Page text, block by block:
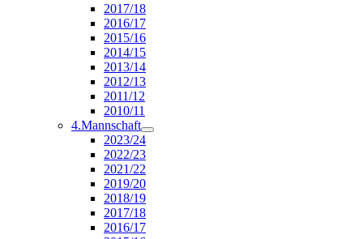
2017/18
2016/17
2015/16
2014/15
2013/14
2012/13
2011/12
2010/11
4.Mannschaft
2023/24
2022/23
2021/22
2019/20
2018/19
2017/18
2016/17